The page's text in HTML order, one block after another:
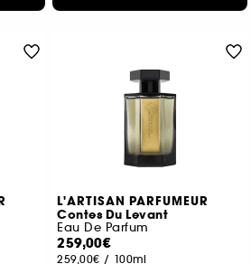
L'ARTISAN PARFUMEUR
Contes Du Levant
Eau De Parfum
259,00€
259,00€ / 100ml